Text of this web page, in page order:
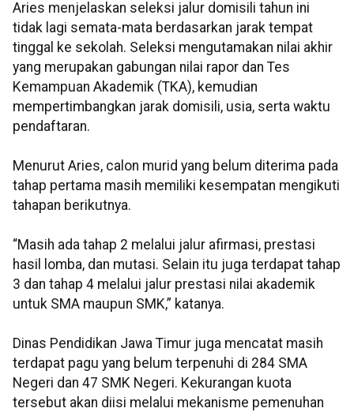
Aries menjelaskan seleksi jalur domisili tahun ini
tidak lagi semata-mata berdasarkan jarak tempat
tinggal ke sekolah. Seleksi mengutamakan nilai akhir
yang merupakan gabungan nilai rapor dan Tes
Kemampuan Akademik (TKA), kemudian
mempertimbangkan jarak domisili, usia, serta waktu
pendaftaran.
Menurut Aries, calon murid yang belum diterima pada
tahap pertama masih memiliki kesempatan mengikuti
tahapan berikutnya.
“Masih ada tahap 2 melalui jalur afirmasi, prestasi
hasil lomba, dan mutasi. Selain itu juga terdapat tahap
3 dan tahap 4 melalui jalur prestasi nilai akademik
untuk SMA maupun SMK,” katanya.
Dinas Pendidikan Jawa Timur juga mencatat masih
terdapat pagu yang belum terpenuhi di 284 SMA
Negeri dan 47 SMK Negeri. Kekurangan kuota
tersebut akan diisi melalui mekanisme pemenuhan